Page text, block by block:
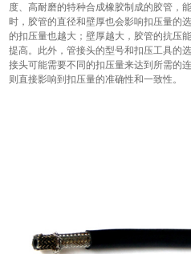
度、高耐磨的特种合成橡胶制成的胶管，
时，胶管的直径和壁厚也会影响扣压量的
的扣压量也越大；壁厚越大，胶管的抗压
提高。此外，管接头的型号和扣压工具的
接头可能需要不同的扣压量来达到所需的
则直接影响到扣压量的准确性和一致性。